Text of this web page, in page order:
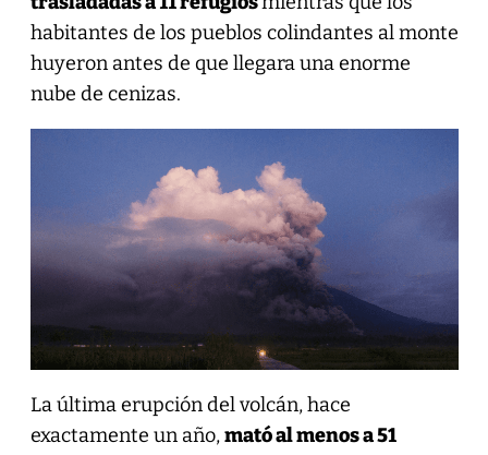
habitantes de los pueblos colindantes al monte
huyeron antes de que llegara una enorme
nube de cenizas.
La última erupción del volcán, hace
exactamente un año,mató al menos a 51